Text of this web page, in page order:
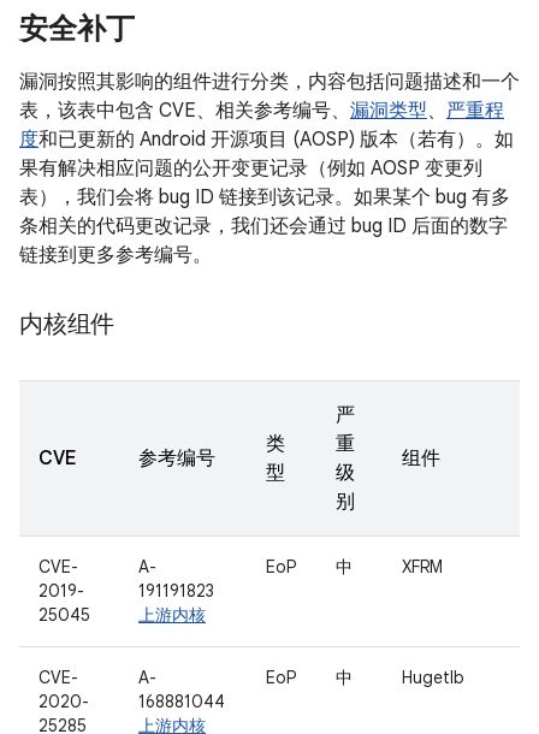
安全补丁
漏洞按照其影响的组件进行分类，内容包括问题描述和一个
表，该表中包含 CVE、相关参考编号、 漏洞类型、 严重程
度和已更新的 Android 开源项目 (AOSP) 版本（若有）。如
果有解决相应问题的公开变更记录（例如 AOSP 变更列
表），我们会将 bug ID 链接到该记录。如果某个 bug 有多
条相关的代码更改记录，我们还会通过 bug ID 后面的数字
链接到更多参考编号。
内核组件
CVE 参考编号
类
型
严
重
级
别
组件
CVE-
2019-
25045
A-
191191823
上游内核
EoP 中 XFRM
CVE-
2020-
25285
A-
168881044
上游内核
EoP 中 Hugetlb